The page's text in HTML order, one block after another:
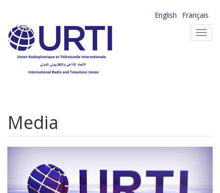
contenu
principal
English
Français
Media